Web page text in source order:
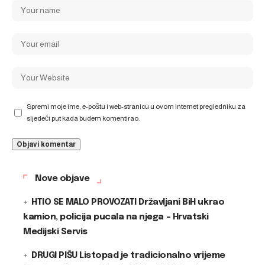
Spremi moje ime, e-poštu i web-stranicu u ovom internet pregledniku za
sljedeći put kada budem komentirao.
Nove objave
HTIO SE MALO PROVOZATI Državljani BiH ukrao
kamion, policija pucala na njega – Hrvatski
Medijski Servis
DRUGI PIŠU Listopad je tradicionalno vrijeme